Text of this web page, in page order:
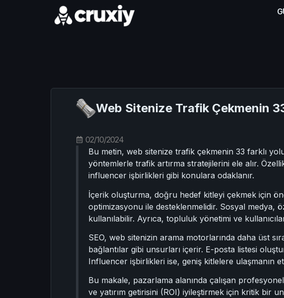
Web Sitenize Trafik Çekmenin
02/10/2024
Bu metin, web sitenize trafik çekmenin 33 farklı
yöntemlerle trafik artırma stratejilerini ele alır.
influencer işbirlikleri gibi konulara odaklanır.
İçerik oluşturma, doğru hedef kitleyi çekmek için
optimizasyonu ile desteklenmelidir. Sosyal
kullanılabilir. Ayrıca, topluluk yönetimi ve
SEO, web sitenizin arama motorlarında daha üst
bağlantılar gibi unsurları içerir. E-posta listesi
Influencer işbirlikleri ise, geniş kitlelere ulaşmanın
Bu makale, pazarlama alanında çalışan
ve yatırım getirisini (ROI) iyileştirmek için kritik bir